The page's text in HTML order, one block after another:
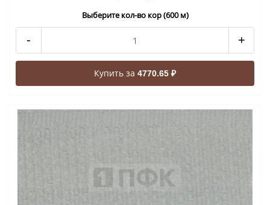
Выберите кол-во кор (600 м)
- +
Купить за 4770.65 ₽